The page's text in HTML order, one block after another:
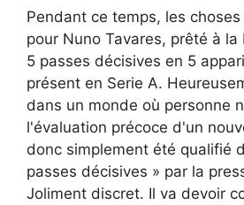
Pendant ce temps, les
pour Nuno Tavares, prêté à
5 passes décisives en 5
présent en Serie A.
dans un monde où personne
l'évaluation précoce d'un
donc simplement été qualifié
passes décisives » par la
Joliment discret. Il va devoir